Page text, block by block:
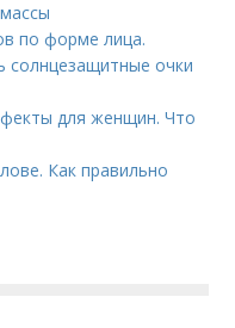
по форме лица.
солнцезащитные очки
для женщин. Что
Как правильно